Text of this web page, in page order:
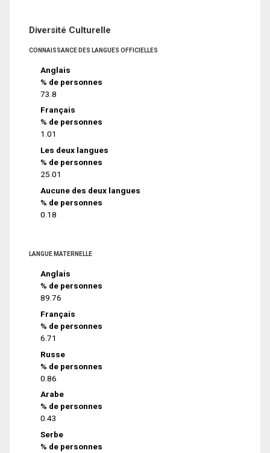
Diversité Culturelle
CONNAISSANCE DES LANGUES OFFICIELLES
Anglais
% de personnes
73.8
Français
% de personnes
1.01
Les deux langues
% de personnes
25.01
Aucune des deux langues
% de personnes
0.18
LANGUE MATERNELLE
Anglais
% de personnes
89.76
Français
% de personnes
6.71
Russe
% de personnes
0.86
Arabe
% de personnes
0.43
Serbe
% de personnes